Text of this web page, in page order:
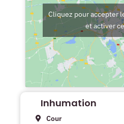
Cliquez pour accepter
et activer
Inhumation
Cour